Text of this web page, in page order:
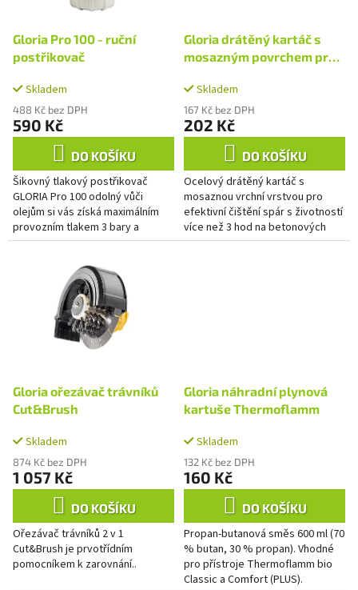
k
t
ů
d
u
t
ů
Gloria Pro 100 - ruční
postřikovač
Skladem
488 Kč bez DPH
590 Kč
DO KOŠÍKU
Šikovný tlakový postřikovač
GLORIA Pro 100 odolný vůči
olejům si vás získá maximálním
provozním tlakem 3 bary a
objemem jeden litr. Přístroj se
Gloria drátěný kartáč s
mosazným povrchem pro
Skladem
167 Kč bez DPH
202 Kč
DO KOŠÍKU
Ocelový drátěný kartáč s
mosaznou vrchní vrstvou pro
efektivní čištění spár s životností
více než 3 hod na betonových
dlaždicích. Je součástí dodávky
Gloria ořezávač trávníků
Cut&Brush
Skladem
874 Kč bez DPH
1 057 Kč
DO KOŠÍKU
Ořezávač trávníků 2 v 1
Cut&Brush je prvotřídním
pomocníkem k zarovnání..
Gloria náhradní plynová
kartuše Thermoflamm
Skladem
132 Kč bez DPH
160 Kč
DO KOŠÍKU
Propan-butanová směs 600 ml (70
% butan, 30 % propan). Vhodné
pro přístroje Thermoflamm bio
Classic a Comfort (PLUS).